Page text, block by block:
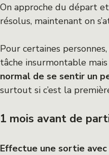
On approche du départ
résolus, maintenant on
Pour certaines
tâche insurmontable
normal de se sentir un
surtout si c’est la
1 mois avant de
Effectue une sortie